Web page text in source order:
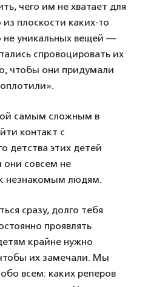
чего им не хватает для
из плоскости каких-то
не уникальных вещей —
спровоцировать их
чтобы они придумали
самым сложным в
контакт с
детства этих детей
они совсем не
незнакомым людям.
сразу, долго тебя
проявлять
крайне нужно
их замечали. Мы
всем: каких реперов